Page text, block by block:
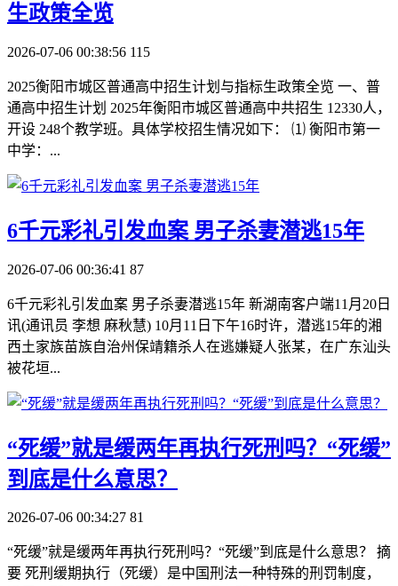
生政策全览
2026-07-06 00:38:56 115
2025衡阳市城区普通高中招生计划与指标生政策全览 一、普
通高中招生计划 2025年衡阳市城区普通高中共招生 12330人，
开设 248个教学班。具体学校招生情况如下： ⑴ 衡阳市第一
中学：...
​6千元彩礼引发血案 男子杀妻潜逃15年
2026-07-06 00:36:41 87
6千元彩礼引发血案 男子杀妻潜逃15年 新湖南客户端11月20日
讯(通讯员 李想 麻秋慧) 10月11日下午16时许，潜逃15年的湘
西土家族苗族自治州保靖籍杀人在逃嫌疑人张某，在广东汕头
被花垣...
​“死缓”就是缓两年再执行死刑吗？“死缓”
到底是什么意思？
2026-07-06 00:34:27 81
“死缓”就是缓两年再执行死刑吗？“死缓”到底是什么意思？ 摘
要 死刑缓期执行（死缓）是中国刑法一种特殊的刑罚制度，